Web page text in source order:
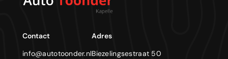
Contact
info@autotoonder.nl
Adres
Biezelingsestraat 50